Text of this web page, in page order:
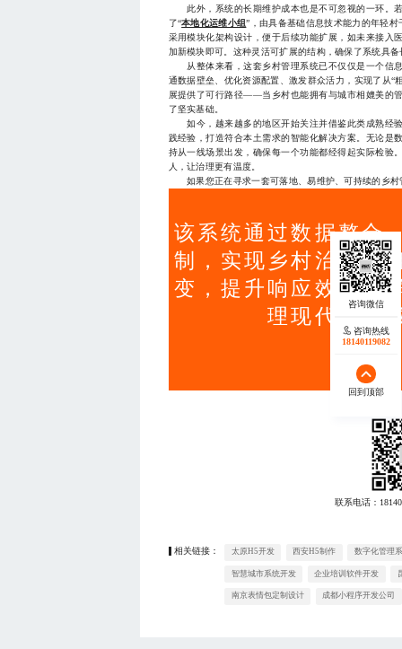
此外，系统的长期维护成本也是不可忽视的一环。
了“本地化运维小组”，由具备基础信息技术能力的年轻
采用模块化架构设计，便于后续功能扩展，如未来接入
加新模块即可。这种灵活可扩展的结构，确保了系统具
从整体来看，这套乡村管理系统已不仅仅是一个信
通数据壁垒、优化资源配置、激发群众活力，实现了从“
展提供了可行路径——当乡村也能拥有与城市相媲美的
了坚实基础。
如今，越来越多的地区开始关注并借鉴此类成熟经
践经验，打造符合本土需求的智能化解决方案。无论是
持从一线场景出发，确保每一个功能都经得起实际检验
人，让治理更有温度。
如果您正在寻求一套可落地、易维护、可持续的乡村
该系统通过数据整合
制，实现乡村治理从
变，提升响应效率与
理现代化与
联系电话：
相关链接： 太原H5开发 西安H5制作 数字化管理
智慧城市系统开发 企业培训软件开发
南京表情包定制设计 成都小程序开发公司
咨询热线
18140119082
回到顶部